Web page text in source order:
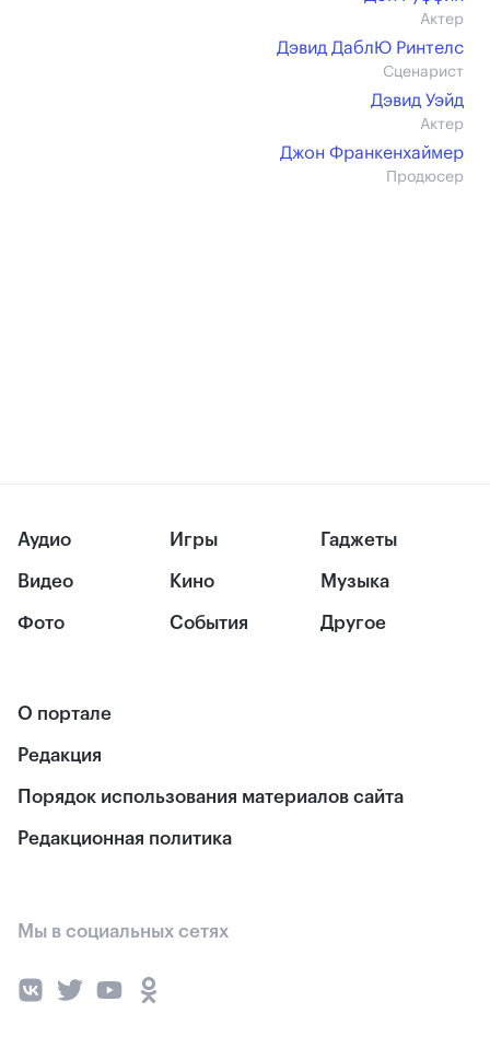
Актер
Дэвид ДаблЮ Ринтелс
Сценарист
Дэвид Уэйд
Актер
Джон Франкенхаймер
Продюсер
Аудио
Видео
Фото
Игры
Кино
События
Гаджеты
Музыка
Другое
О портале
Редакция
Порядок использования материалов сайта
Редакционная политика
Мы в социальных сетях